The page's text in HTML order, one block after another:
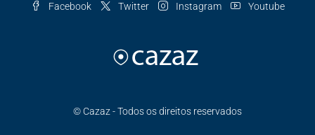
Facebook Twitter Instagram Youtube
© Cazaz - Todos os direitos reservados